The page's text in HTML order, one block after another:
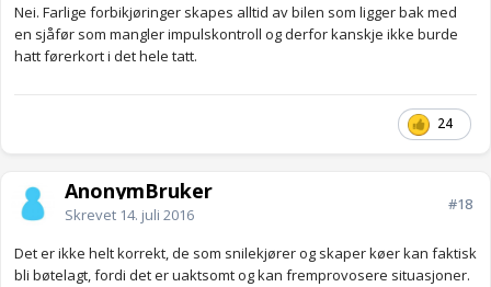
er.
Anonymkode: 67fe0...ba8
Nei. Farlige forbikjøringer skapes alltid av bilen som ligger bak med
en sjåfør som mangler impulskontroll og derfor kanskje ikke burde
hatt førerkort i det hele tatt.
24
AnonymBruker
Skrevet 14. juli 2016
#18
Det er ikke helt korrekt, de som snilekjører og skaper køer kan faktisk
bli bøtelagt, fordi det er uaktsomt og kan fremprovosere situasjoner.